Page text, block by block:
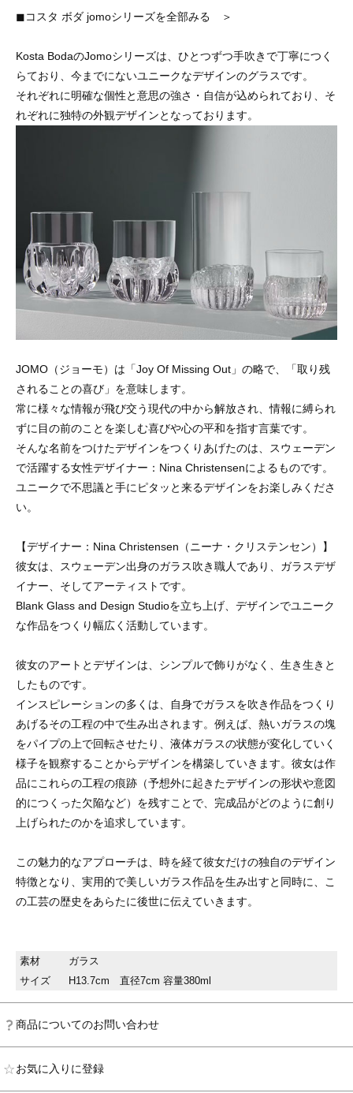
◼︎コスタ ボダ jomoシリーズを全部みる ＞
Kosta BodaのJomoシリーズは、ひとつずつ手吹きで丁寧につく
らており、今までにないユニークなデザインのグラスです。
それぞれに明確な個性と意思の強さ・自信が込められており、そ
れぞれに独特の外観デザインとなっております。
JOMO（ジョーモ）は「Joy Of Missing Out」の略で、「取り残
されることの喜び」を意味します。
常に様々な情報が飛び交う現代の中から解放され、情報に縛られ
ずに目の前のことを楽しむ喜びや心の平和を指す言葉です。
そんな名前をつけたデザインをつくりあげたのは、スウェーデン
で活躍する女性デザイナー：Nina Christensenによるものです。
ユニークで不思議と手にピタッと来るデザインをお楽しみくださ
い。
【デザイナー：Nina Christensen（ニーナ・クリステンセン）】
彼女は、スウェーデン出身のガラス吹き職人であり、ガラスデザ
イナー、そしてアーティストです。
Blank Glass and Design Studioを立ち上げ、デザインでユニーク
な作品をつくり幅広く活動しています。
彼女のアートとデザインは、シンプルで飾りがなく、生き生きと
したものです。
インスピレーションの多くは、自身でガラスを吹き作品をつくり
あげるその工程の中で生み出されます。例えば、熱いガラスの塊
をパイプの上で回転させたり、液体ガラスの状態が変化していく
様子を観察することからデザインを構築していきます。彼女は作
品にこれらの工程の痕跡（予想外に起きたデザインの形状や意図
的につくった欠陥など）を残すことで、完成品がどのように創り
上げられたのかを追求しています。
この魅力的なアプローチは、時を経て彼女だけの独自のデザイン
特徴となり、実用的で美しいガラス作品を生み出すと同時に、こ
の工芸の歴史をあらたに後世に伝えていきます。
素材
ガラス
サイズ
H13.7cm 直径7cm 容量380ml
商品についてのお問い合わせ
お気に入りに登録